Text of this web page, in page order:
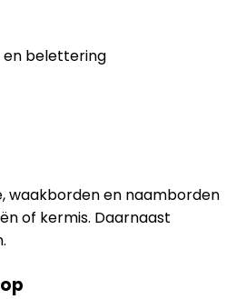
belettering
waakborden en naamborden
of kermis. Daarnaast